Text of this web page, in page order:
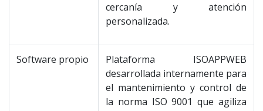
cercanía y atención
personalizada.
Software propio
Plataforma ISOAPPWEB
desarrollada internamente para
el mantenimiento y control de
la norma ISO 9001 que agiliza